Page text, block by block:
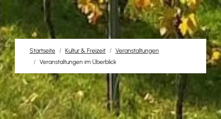
Startseite Kultur & Freizeit
Veranstaltungen
Veranstaltungen im Überblick